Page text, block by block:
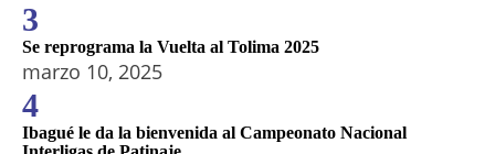
3
Se reprograma la Vuelta al Tolima 2025
marzo 10, 2025
4
Ibagué le da la bienvenida al Campeonato Nacional